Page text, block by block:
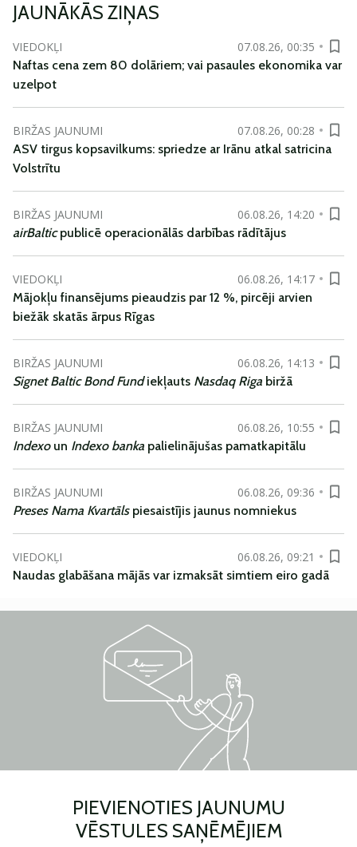
JAUNĀKĀS ZIŅAS
VIEDOKĻI
07.08.26, 00:35
Naftas cena zem 80 dolāriem; vai pasaules ekonomika var
uzelpot
BIRŽAS JAUNUMI
07.08.26, 00:28
ASV tirgus kopsavilkums: spriedze ar Irānu atkal satricina
Volstrītu
BIRŽAS JAUNUMI
06.08.26, 14:20
airBalticpublicē operacionālās darbības rādītājus
VIEDOKĻI
06.08.26, 14:17
Mājokļu finansējums pieaudzis par 12 %, pircēji arvien
biežāk skatās ārpus Rīgas
BIRŽAS JAUNUMI
06.08.26, 14:13
Signet Baltic Bond Fundiekļauts Nasdaq Riga biržā
BIRŽAS JAUNUMI
06.08.26, 10:55
Indexoun Indexo banka palielinājušas pamatkapitālu
BIRŽAS JAUNUMI
06.08.26, 09:36
Preses Nama Kvartāls piesaistījis jaunus nomniekus
VIEDOKĻI
06.08.26, 09:21
Naudas glabāšana mājās var izmaksāt simtiem eiro gadā
PIEVIENOTIES JAUNUMU
VĒSTULES SAŅĒMĒJIEM